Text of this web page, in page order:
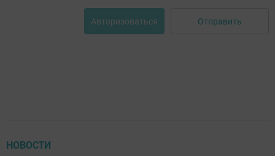
Авторизоваться Отправить
НОВОСТИ